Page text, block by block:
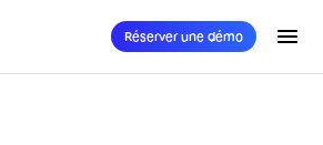
Réserver une démo